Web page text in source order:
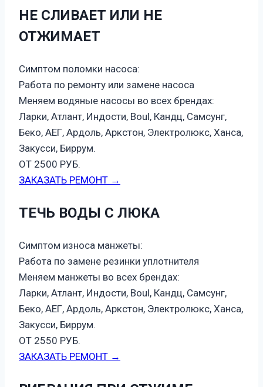
НЕ СЛИВАЕТ ИЛИ НЕ
ОТЖИМАЕТ
Симптом поломки насоса:
Работа по ремонту или замене насоса
Меняем водяные насосы во всех брендах:
Ларки, Атлант, Индости, Boul, Кандц, Самсунг,
Беко, АЕГ, Ардоль, Аркстон, Электролюкс, Ханса,
Закусси, Биррум.
ОТ 2500 РУБ.
ЗАКАЗАТЬ РЕМОНТ →
ТЕЧЬ ВОДЫ С ЛЮКА
Симптом износа манжеты:
Работа по замене резинки уплотнителя
Меняем манжеты во всех брендах:
Ларки, Атлант, Индости, Boul, Кандц, Самсунг,
Беко, АЕГ, Ардоль, Аркстон, Электролюкс, Ханса,
Закусси, Биррум.
ОТ 2550 РУБ.
ЗАКАЗАТЬ РЕМОНТ →